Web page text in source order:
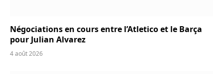
Négociations en cours entre l’Atletico et le Barça
pour Julian Alvarez
4 août 2026